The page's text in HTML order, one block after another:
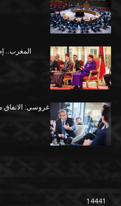
المغرب..
غروسي: الاتفاق
14441